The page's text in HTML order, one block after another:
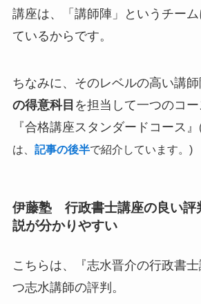
講座は、「講師陣」というチー
ているからです。
ちなみに、そのレベルの高い講師
の得意科目 を担当して一つのコー
『合格講座スタンダードコース』
は、 記事の後半で紹介しています。)
伊藤塾 行政書士講座の良い
説が分かりやすい
こちらは、『志水晋介の行政書
つ志水講師の評判。